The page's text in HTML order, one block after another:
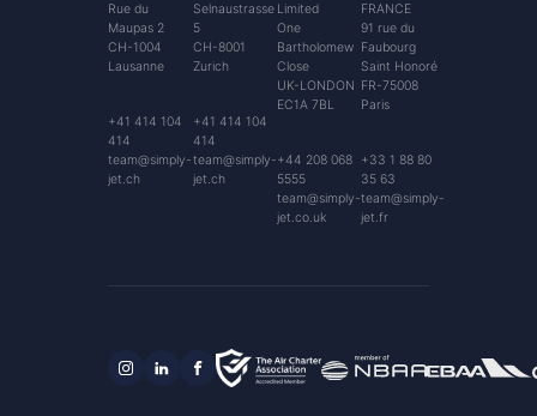
Rue du
Maupas 2
CH-1004
Lausanne
+41 414 104
414
team@simply-
jet.ch
Selnaustrasse
5
CH-8001
Zurich
+41 414 104
414
team@simply-
jet.ch
Limited
One
Bartholomew
Close
UK-LONDON
EC1A 7BL
+44 208 068
5555
team@simply-
jet.co.uk
FRANCE
91 rue du
Faubourg
Saint Honoré
FR-75008
Paris
+33 1 88 80
35 63
team@simply-
jet.fr